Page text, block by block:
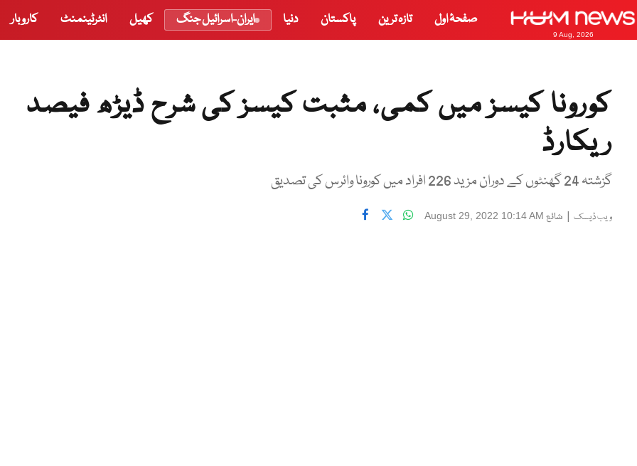
9 Aug, 2026
صفحۂ اول تازہ ترین پاکستان دنیا ایران-اسرائیل جنگ کھیل انٹرٹینمنٹ کاروبار
کورونا کیسز میں کمی، مثبت کیسز کی شرح ڈیڑھ فیصد
ریکارڈ
گزشتہ 24 گھنٹوں کے دوران مزید 226 افراد میں کورونا وائرس کی تصدیق
ویب ڈیسک | شائع August 29, 2022 10:14 AM